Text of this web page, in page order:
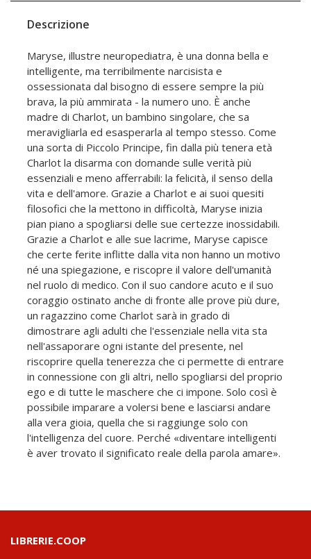
Descrizione
Maryse, illustre neuropediatra, è una donna bella e
intelligente, ma terribilmente narcisista e
ossessionata dal bisogno di essere sempre la più
brava, la più ammirata - la numero uno. È anche
madre di Charlot, un bambino singolare, che sa
meravigliarla ed esasperarla al tempo stesso. Come
una sorta di Piccolo Principe, fin dalla più tenera età
Charlot la disarma con domande sulle verità più
essenziali e meno afferrabili: la felicità, il senso della
vita e dell'amore. Grazie a Charlot e ai suoi quesiti
filosofici che la mettono in difficoltà, Maryse inizia
pian piano a spogliarsi delle sue certezze inossidabili.
Grazie a Charlot e alle sue lacrime, Maryse capisce
che certe ferite inflitte dalla vita non hanno un motivo
né una spiegazione, e riscopre il valore dell'umanità
nel ruolo di medico. Con il suo candore acuto e il suo
coraggio ostinato anche di fronte alle prove più dure,
un ragazzino come Charlot sarà in grado di
dimostrare agli adulti che l'essenziale nella vita sta
nell'assaporare ogni istante del presente, nel
riscoprire quella tenerezza che ci permette di entrare
in connessione con gli altri, nello spogliarsi del proprio
ego e di tutte le maschere che ci impone. Solo così è
possibile imparare a volersi bene e lasciarsi andare
alla vera gioia, quella che si raggiunge solo con
l'intelligenza del cuore. Perché «diventare intelligenti
è aver trovato il significato reale della parola amare».
LIBRERIE.COOP